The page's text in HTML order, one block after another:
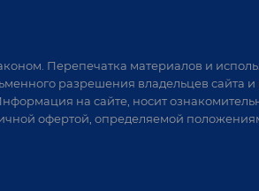
сварки крупногабаритных
изделий
и вращатели
Перепечатка материалов и
разрешения владельцев сайта
на сайте, носит
офертой, определяемой